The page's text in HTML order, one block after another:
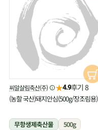
씨알살림축산(주) ★4.9후기 8
(농할 국산)돼지안심(500g/장조림용)
무항생제축산물
500g